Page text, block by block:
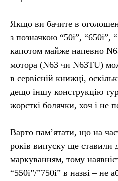
Якщо ви бачите в
з позначкою “50i”, “650i”,
капотом майже напевно
мотора (N63 чи N63TU)
в сервісній книжці,
дещо іншу конструкцію
жорсткі болячки, хоч і не
Варто памʼятати, що на
років випуску ще ставили
маркуванням, тому
“550i”/”750i” в назві – не